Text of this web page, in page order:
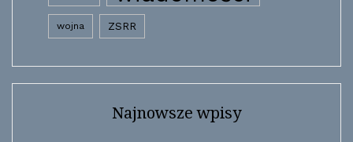
wojna ZSRR
Najnowsze wpisy